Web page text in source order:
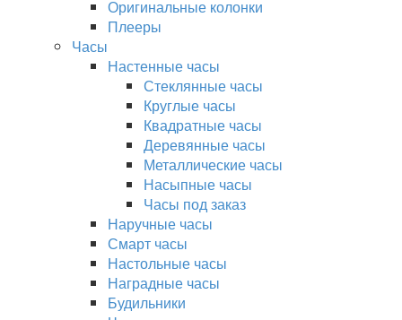
Оригинальные колонки
Плееры
Часы
Настенные часы
Стеклянные часы
Круглые часы
Квадратные часы
Деревянные часы
Металлические часы
Насыпные часы
Часы под заказ
Наручные часы
Смарт часы
Настольные часы
Наградные часы
Будильники